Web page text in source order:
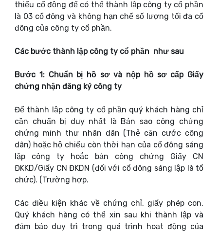
thiểu cổ động để có thể thành lập công ty cổ phần
là 03 cổ đông và không hạn chế số lượng tối đa cổ
đông của công ty cổ phần.
Các bước thành lập công ty cổ phần như sau
Bước 1: Chuẩn bị hồ sơ và nộp hồ sơ cấp Giấy
chứng nhận đăng ký công ty
Để thành lập công ty cổ phần quý khách hàng chỉ
cần chuẩn bị duy nhất là Bản sao công chứng
chứng minh thư nhân dân (Thẻ căn cước công
dân) hoặc hộ chiếu còn thời hạn của cổ đông sáng
lập công ty hoắc bản công chứng Giấy CN
ĐKKD/Giấy CN ĐKDN (đối với cổ đông sáng lập là tổ
chức). (Trường hợp.
Các điều kiện khác về chứng chỉ, giấy phép con,
Quý khách hàng có thể xin sau khi thành lập và
đảm bảo duy trì trong quá trình hoạt động của